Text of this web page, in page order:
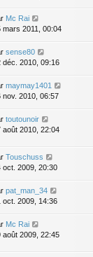
Mc Rai
mars 2011, 00:04
sense80
déc. 2010, 09:16
maymay1401
nov. 2010, 06:57
toutounoir
août 2010, 22:04
Touschuss
oct. 2009, 20:30
pat_man_34
oct. 2009, 14:36
Mc Rai
août 2009, 22:45